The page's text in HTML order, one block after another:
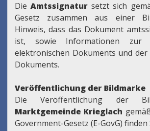
DieAmtssignatursetzt sich
Gesetz zusammen aus einer
Hinweis, dass das Dokument
ist, sowie Informationen zur
elektronischen Dokuments und der
Dokuments.
Veröffentlichung der Bildmarke
Die Veröffentlichung der
Marktgemeinde Krieglach
Government-Gesetz (E-GovG) finden